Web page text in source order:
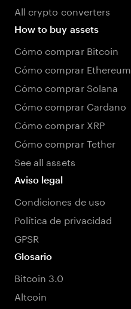
All crypto converters
How to buy assets
Cómo comprar Bitcoin
Cómo comprar Ethereum
Cómo comprar Solana
Cómo comprar Cardano
Cómo comprar XRP
Cómo comprar Tether
See all assets
Aviso legal
Condiciones de uso
Política de privacidad
GPSR
Glosario
Bitcoin 3.0
Altcoin